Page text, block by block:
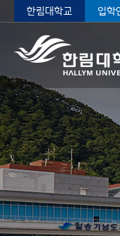
한림대학교 입학